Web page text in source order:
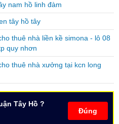
nam hồ linh đàm
tây hồ tây
thuê nhà liền kề simona - lô 08
quy nhơn
thuê nhà xưởng tại kcn long
Đúng
Tây Hồ ?